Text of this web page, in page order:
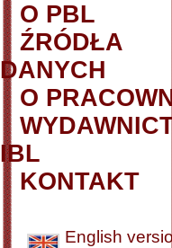
O PBL
ŹRÓDŁA
DANYCH
O
IBL
KONTAKT
English